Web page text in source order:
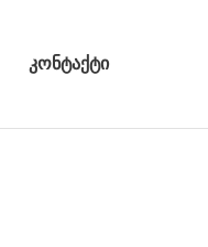
კონტაქტი